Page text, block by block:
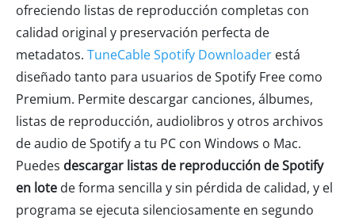
ofreciendo listas de reproducción completas con
calidad original y preservación perfecta de
metadatos. TuneCable Spotify Downloader está
diseñado tanto para usuarios de Spotify Free como
Premium. Permite descargar canciones, álbumes,
listas de reproducción, audiolibros y otros archivos
de audio de Spotify a tu PC con Windows o Mac.
Puedes descargar listas de reproducción de Spotify
en lote de forma sencilla y sin pérdida de calidad, y el
programa se ejecuta silenciosamente en segundo